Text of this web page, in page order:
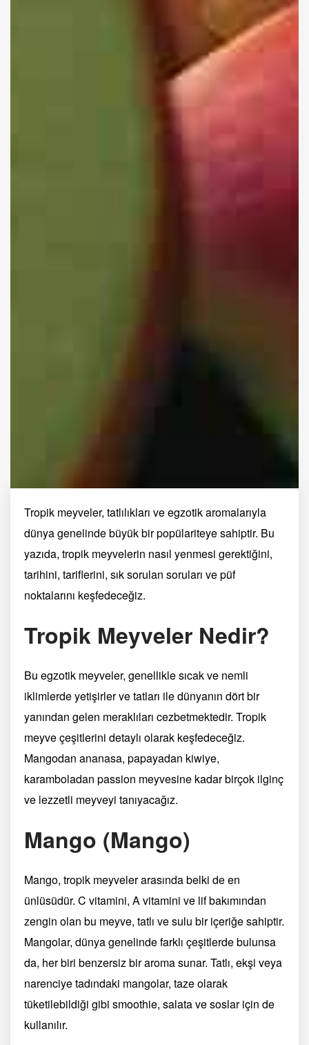
Tropik meyveler, tatlılıkları ve egzotik aromalarıyla
dünya genelinde büyük bir popülariteye sahiptir. Bu
yazıda, tropik meyvelerin nasıl yenmesi gerektiğini,
tarihini, tariflerini, sık sorulan soruları ve püf
noktalarını keşfedeceğiz.
Tropik Meyveler Nedir?
Bu egzotik meyveler, genellikle sıcak ve nemli
iklimlerde yetişirler ve tatları ile dünyanın dört bir
yanından gelen meraklıları cezbetmektedir. Tropik
meyve çeşitlerini detaylı olarak keşfedeceğiz.
Mangodan ananasa, papayadan kiwiye,
karamboladan passion meyvesine kadar birçok ilginç
ve lezzetli meyveyi tanıyacağız.
Mango (Mango)
Mango, tropik meyveler arasında belki de en
ünlüsüdür. C vitamini, A vitamini ve lif bakımından
zengin olan bu meyve, tatlı ve sulu bir içeriğe sahiptir.
Mangolar, dünya genelinde farklı çeşitlerde bulunsa
da, her biri benzersiz bir aroma sunar. Tatlı, ekşi veya
narenciye tadındaki mangolar, taze olarak
tüketilebildiği gibi smoothie, salata ve soslar için de
kullanılır.